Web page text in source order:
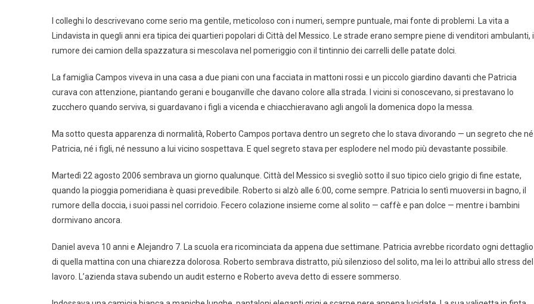
I colleghi lo descrivevano come serio ma gentile, meticoloso con i numeri, sempre puntuale, mai fonte di problemi. La vita a
Lindavista in quegli anni era tipica dei quartieri popolari di Città del Messico. Le strade erano sempre piene di venditori ambulanti,
rumore dei camion della spazzatura si mescolava nel pomeriggio con il tintinnio dei carrelli delle patate dolci.
La famiglia Campos viveva in una casa a due piani con una facciata in mattoni rossi e un piccolo giardino davanti che Patricia
curava con attenzione, piantando gerani e bouganville che davano colore alla strada. I vicini si conoscevano, si prestavano lo
zucchero quando serviva, si guardavano i figli a vicenda e chiacchieravano agli angoli la domenica dopo la messa.
Ma sotto questa apparenza di normalità, Roberto Campos portava dentro un segreto che lo stava divorando — un segreto che né
Patricia, né i figli, né nessuno a lui vicino sospettava. E quel segreto stava per esplodere nel modo più devastante possibile.
Martedì 22 agosto 2006 sembrava un giorno qualunque. Città del Messico si svegliò sotto il suo tipico cielo grigio di fine estate,
quando la pioggia pomeridiana è quasi prevedibile. Roberto si alzò alle 6:00, come sempre. Patricia lo sentì muoversi in bagno, il
rumore della doccia, i suoi passi nel corridoio. Fecero colazione insieme come al solito — caffè e pan dolce — mentre i bambini
dormivano ancora.
Daniel aveva 10 anni e Alejandro 7. La scuola era ricominciata da appena due settimane. Patricia avrebbe ricordato ogni dettaglio
di quella mattina con una chiarezza dolorosa. Roberto sembrava distratto, più silenzioso del solito, ma lei lo attribuì allo stress del
lavoro. L’azienda stava subendo un audit esterno e Roberto aveva detto di essere sommerso.